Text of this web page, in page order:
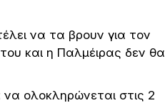
να τα βρουν για τον
και η Παλμέιρας δεν θα
ολοκληρώνεται στις 2